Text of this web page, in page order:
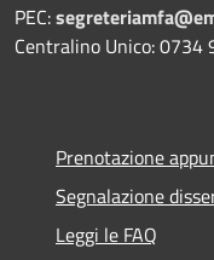
PEC:
Centralino Unico: 0734
Prenotazione
Segnalazione
Leggi le FAQ